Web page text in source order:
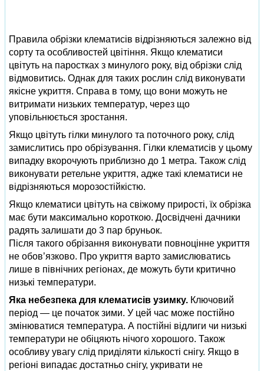
Правила обрізки клематисів відрізняються залежно від
сорту та особливостей цвітіння. Якщо клематиси
цвітуть на паростках з минулого року, від обрізки слід
відмовитись. Однак для таких рослин слід виконувати
якісне укриття. Справа в тому, що вони можуть не
витримати низьких температур, через що
уповільнюється зростання.
Якщо цвітуть гілки минулого та поточного року, слід
замислитись про обрізування. Гілки клематисів у цьому
випадку вкорочують приблизно до 1 метра. Також слід
виконувати ретельне укриття, адже такі клематиси не
відрізняються морозостійкістю.
Якщо клематиси цвітуть на свіжому прирості, їх обрізка
має бути максимально короткою. Досвідчені дачники
радять залишати до 3 пар бруньок.
Після такого обрізання виконувати повноцінне укриття
не обов’язково. Про укриття варто замислюватись
лише в північних регіонах, де можуть бути критично
низькі температури.
Яка небезпека для клематисів узимку. Ключовий
період — це початок зими. У цей час може постійно
змінюватися температура. А постійні відлиги чи низькі
температури не обіцяють нічого хорошого. Також
особливу увагу слід приділяти кількості снігу. Якщо в
регіоні випадає достатньо снігу, укривати не